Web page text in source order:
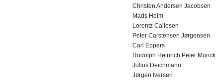
Christen Andersen Jacobsen
Mads Holm
Lorentz Callesen
Peter Carstensen Jørgensen
Carl Eppers
Rudolph Heinrich Peter Munck
Julius Deichmann
Jørgen Iversen